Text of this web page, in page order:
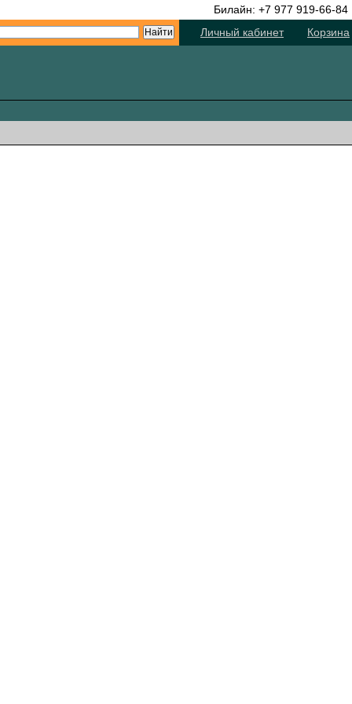
Билайн: +7 977 919-66-84
Личный кабинет
Корзина